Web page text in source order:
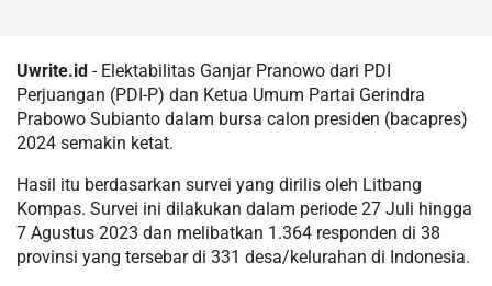
Uwrite.id - Elektabilitas Ganjar Pranowo dari PDI
Perjuangan (PDI-P) dan Ketua Umum Partai Gerindra
Prabowo Subianto dalam bursa calon presiden (bacapres)
2024 semakin ketat.
Hasil itu berdasarkan survei yang dirilis oleh Litbang
Kompas. Survei ini dilakukan dalam periode 27 Juli hingga
7 Agustus 2023 dan melibatkan 1.364 responden di 38
provinsi yang tersebar di 331 desa/kelurahan di Indonesia.